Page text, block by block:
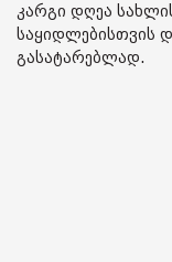
კარგი დღეა
საყიდლებისთვის
გასატარებლად.